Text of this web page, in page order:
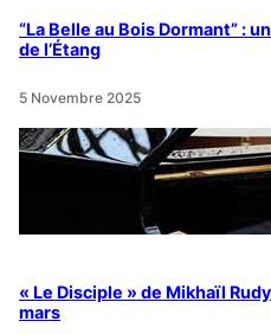
“La Belle au Bois Dormant” :
de l’Étang
5 Novembre 2025
« Le Disciple » de Mikhaïl
mars